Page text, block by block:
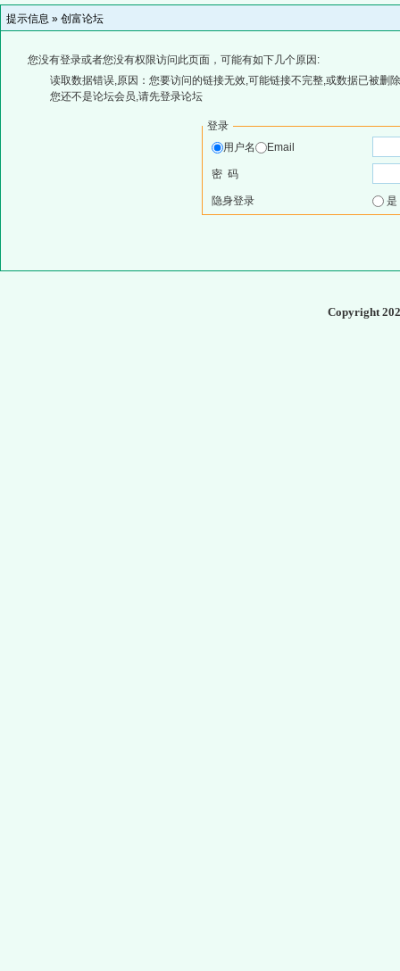
提示信息 » 创富论坛
您没有登录或者您没有权限访问此页面，可能有如下几个原因:
读取数据错误,原因：您要访问的链接无效,可能链接不完整,或数据已被删
您还不是论坛会员,请先登录论坛
登录
用户名
Email
密 码
隐身登录
Copyright